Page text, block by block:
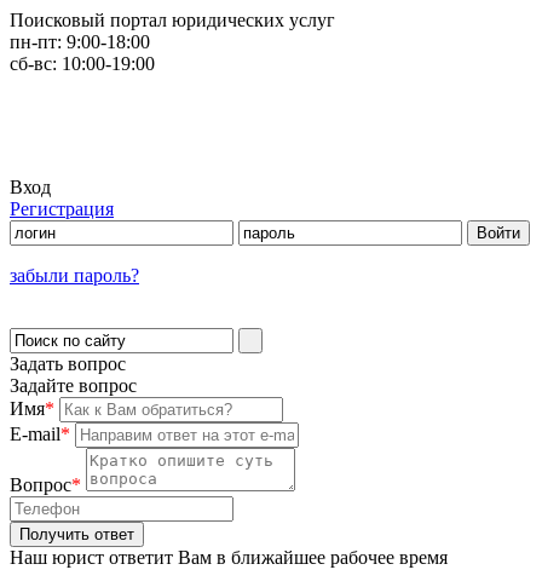
Поисковый портал юридических услуг
пн-пт: 9:00-18:00
сб-вс: 10:00-19:00
Вход
Регистрация
забыли пароль?
Задать вопрос
Задайте вопрос
Имя*
E-mail*
Вопрос*
Наш юрист ответит Вам в ближайшее рабочее время